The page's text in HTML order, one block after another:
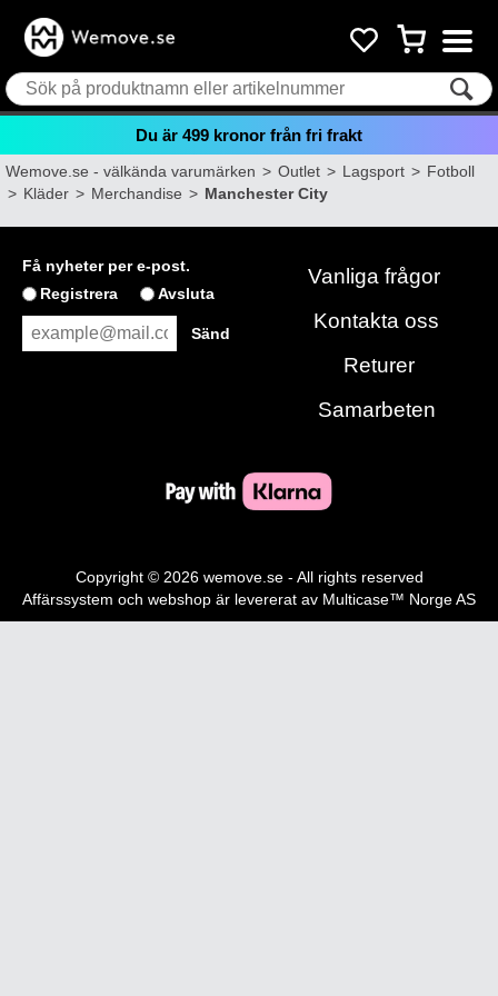
Du är 499 kronor från fri frakt
Wemove.se - välkända varumärken>Outlet>Lagsport>Fotboll
>Kläder>Merchandise>Manchester City
Få nyheter per e-post.
Registrera
Avsluta
Vanliga frågor
Kontakta oss
Returer
Samarbeten
Copyright © 2026 wemove.se - All rights reserved
Affärssystem och webshop är levererat av Multicase™ Norge AS